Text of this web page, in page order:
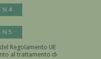
N.4
N.5
Regolamento UE n.
dei
Devi dare il consenso